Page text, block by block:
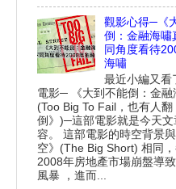
觀影心得─《
倒：金融海嘯
同角度看待
海嘯
最近小編又看
電影─ 《大到不能倒：金融
(Too Big To Fail，也有人翻
倒》)─這部電影就是今天文
容。 這部電影的時空背景
空》(The Big Short) 相同
2008年房地產市場崩盤導
風暴 ，進而...